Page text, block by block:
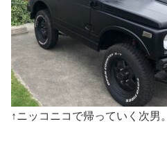
↑ニッコニコで帰っていく次男。